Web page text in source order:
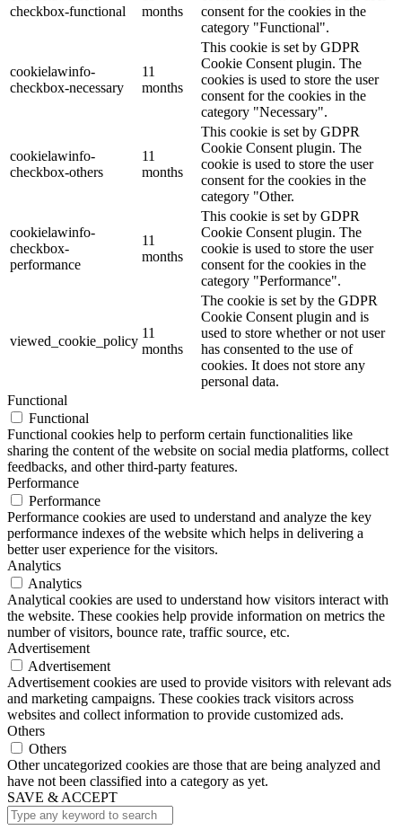
checkbox-functional
months
consent for the cookies in the
category "Functional".
cookielawinfo-
checkbox-necessary
11
months
This cookie is set by GDPR
Cookie Consent plugin. The
cookies is used to store the user
consent for the cookies in the
category "Necessary".
cookielawinfo-
checkbox-others
11
months
This cookie is set by GDPR
Cookie Consent plugin. The
cookie is used to store the user
consent for the cookies in the
category "Other.
cookielawinfo-
checkbox-
performance
11
months
This cookie is set by GDPR
Cookie Consent plugin. The
cookie is used to store the user
consent for the cookies in the
category "Performance".
viewed_cookie_policy
11
months
The cookie is set by the GDPR
Cookie Consent plugin and is
used to store whether or not user
has consented to the use of
cookies. It does not store any
personal data.
Functional
Functional
Functional cookies help to perform certain functionalities like
sharing the content of the website on social media platforms, collect
feedbacks, and other third-party features.
Performance
Performance
Performance cookies are used to understand and analyze the key
performance indexes of the website which helps in delivering a
better user experience for the visitors.
Analytics
Analytics
Analytical cookies are used to understand how visitors interact with
the website. These cookies help provide information on metrics the
number of visitors, bounce rate, traffic source, etc.
Advertisement
Advertisement
Advertisement cookies are used to provide visitors with relevant ads
and marketing campaigns. These cookies track visitors across
websites and collect information to provide customized ads.
Others
Others
Other uncategorized cookies are those that are being analyzed and
have not been classified into a category as yet.
SAVE & ACCEPT